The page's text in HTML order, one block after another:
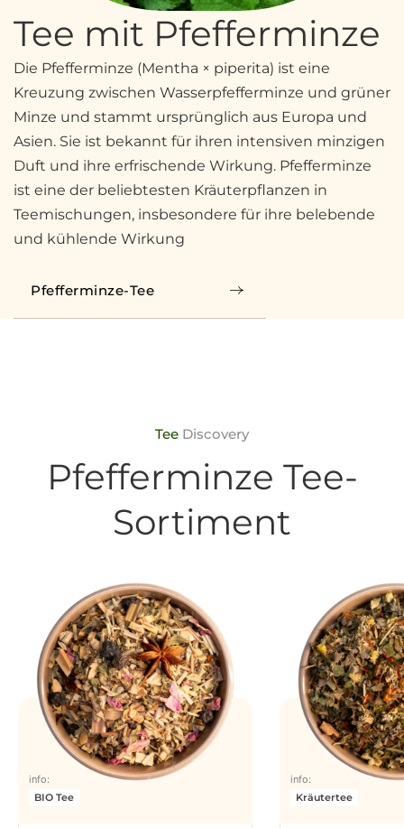
Tee mit Pfefferminze
Die Pfefferminze (Mentha × piperita) ist eine
Kreuzung zwischen Wasserpfefferminze und grüner
Minze und stammt ursprünglich aus Europa und
Asien. Sie ist bekannt für ihren intensiven minzigen
Duft und ihre erfrischende Wirkung. Pfefferminze
ist eine der beliebtesten Kräuterpflanzen in
Teemischungen, insbesondere für ihre belebende
und kühlende Wirkung
Pfefferminze-Tee
Tee Discovery
Pfefferminze Tee-
Sortiment
info:
BIO Tee
info:
Kräutertee